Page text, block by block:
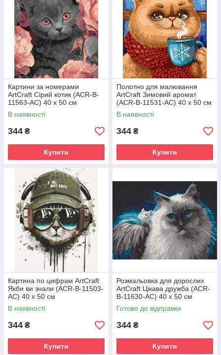
Картини за номерами
ArtCraft Сірий котик (ACR-B-
11563-AC) 40 х 50 см
В наявності
344 ₴
Купити
Полотно для малювання
ArtCraft Зимовий аромат
(ACR-B-11531-AC) 40 х 50 см
В наявності
344 ₴
Купити
Картина по цифрам ArtCraft
Якби ви знали (ACR-B-11503-
AC) 40 х 50 см
В наявності
344 ₴
Купити
Розмальовка для дорослих
ArtCraft Цікава дружба (ACR-
B-11630-AC) 40 х 50 см
Готово до відправки
344 ₴
Купити